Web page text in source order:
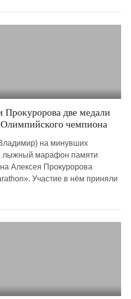
две медали
Олимпийского чемпиона
на минувших
лыжный марафон памяти
Алексея Прокуророва
Участие в нём приняли